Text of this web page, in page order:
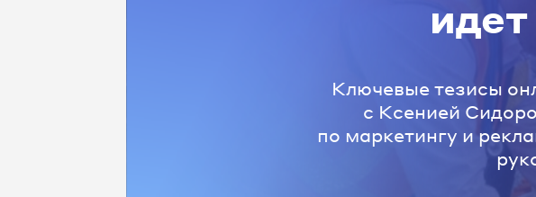
Ключевые тезисы
с Ксенией
по маркетингу и